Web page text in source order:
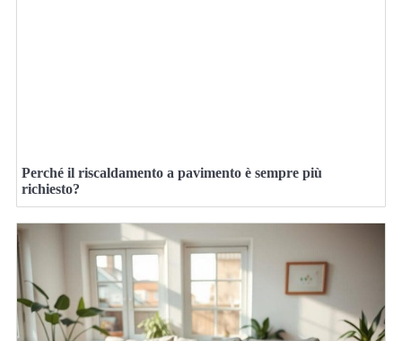
Perché il riscaldamento a pavimento è sempre più
richiesto?